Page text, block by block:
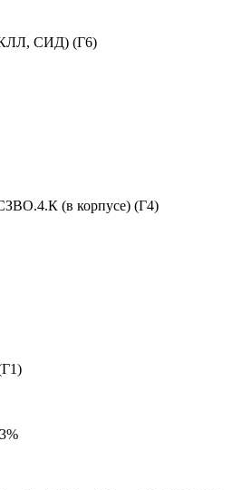
СИД) (Г6)
(в корпусе) (Г4)